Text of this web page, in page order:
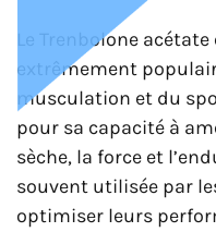
Le Trenbolone
extrêmement
musculation et du
pour sa capacité à
sèche, la force et
souvent utilisée par
optimiser leurs